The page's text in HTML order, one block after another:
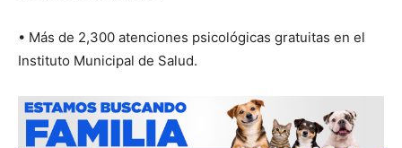
• Más de 2,300 atenciones psicológicas gratuitas en el
Instituto Municipal de Salud.